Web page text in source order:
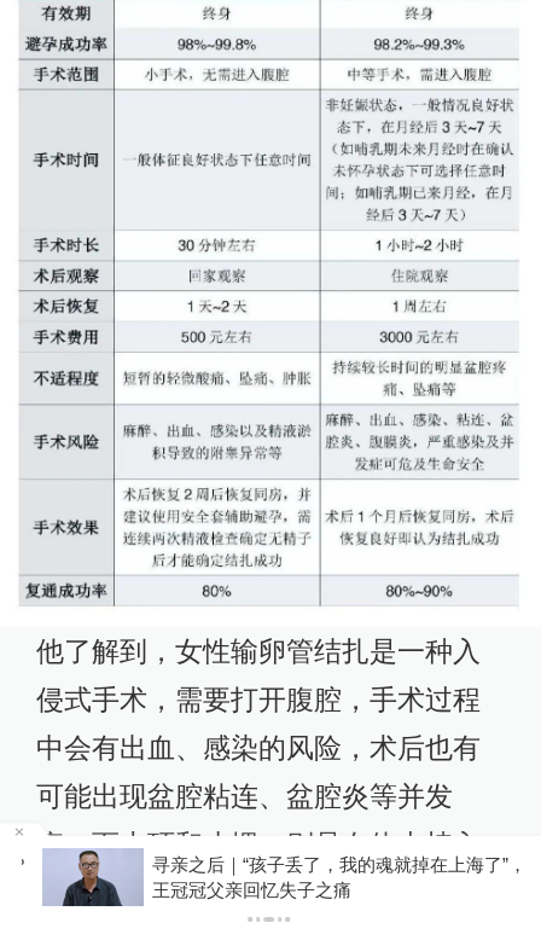
他了解到，女性输卵管结扎是一种入
侵式手术，需要打开腹腔，手术过程
中会有出血、感染的风险，术后也有
可能出现盆腔粘连、盆腔炎等并发
症。而上环和皮埋，则是在体内植入
工具和激素，而且都有一定的有效
寻亲之后｜“孩子丢了，我的魂就掉在上海了”，
王冠冠父亲回忆失子之痛